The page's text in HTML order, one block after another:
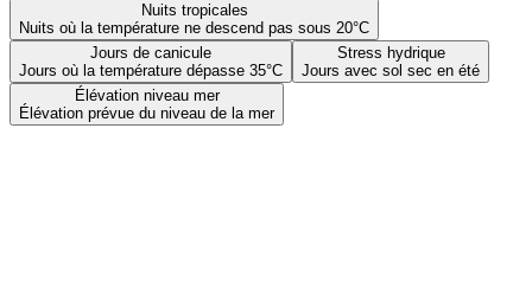
Nuits tropicales
Nuits où la température ne descend pas sous 20°C
Jours de canicule
Jours où la température dépasse 35°C
Stress hydrique
Jours avec sol sec en été
Élévation niveau mer
Élévation prévue du niveau de la mer